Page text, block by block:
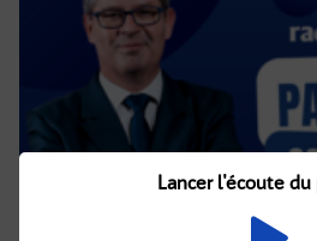
Lancer l'écoute du